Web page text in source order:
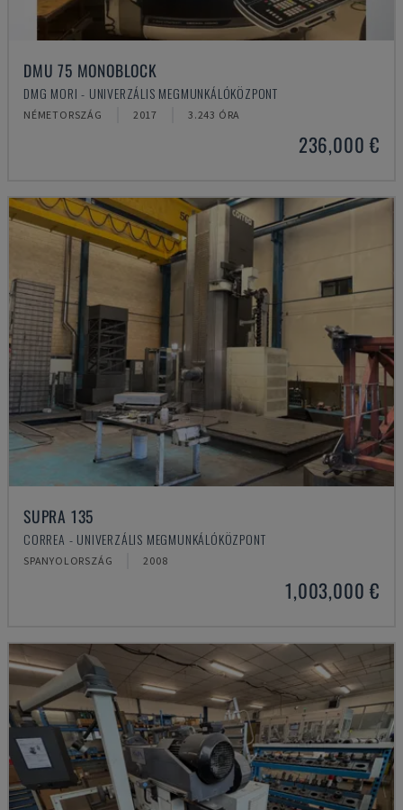
DMU 75 MONOBLOCK
DMG MORI - UNIVERZÁLIS MEGMUNKÁLÓKÖZPONT
NÉMETORSZÁG 2017 3.243 ÓRA
236,000 €
SUPRA 135
CORREA - UNIVERZÁLIS MEGMUNKÁLÓKÖZPONT
SPANYOLORSZÁG 2008
1,003,000 €